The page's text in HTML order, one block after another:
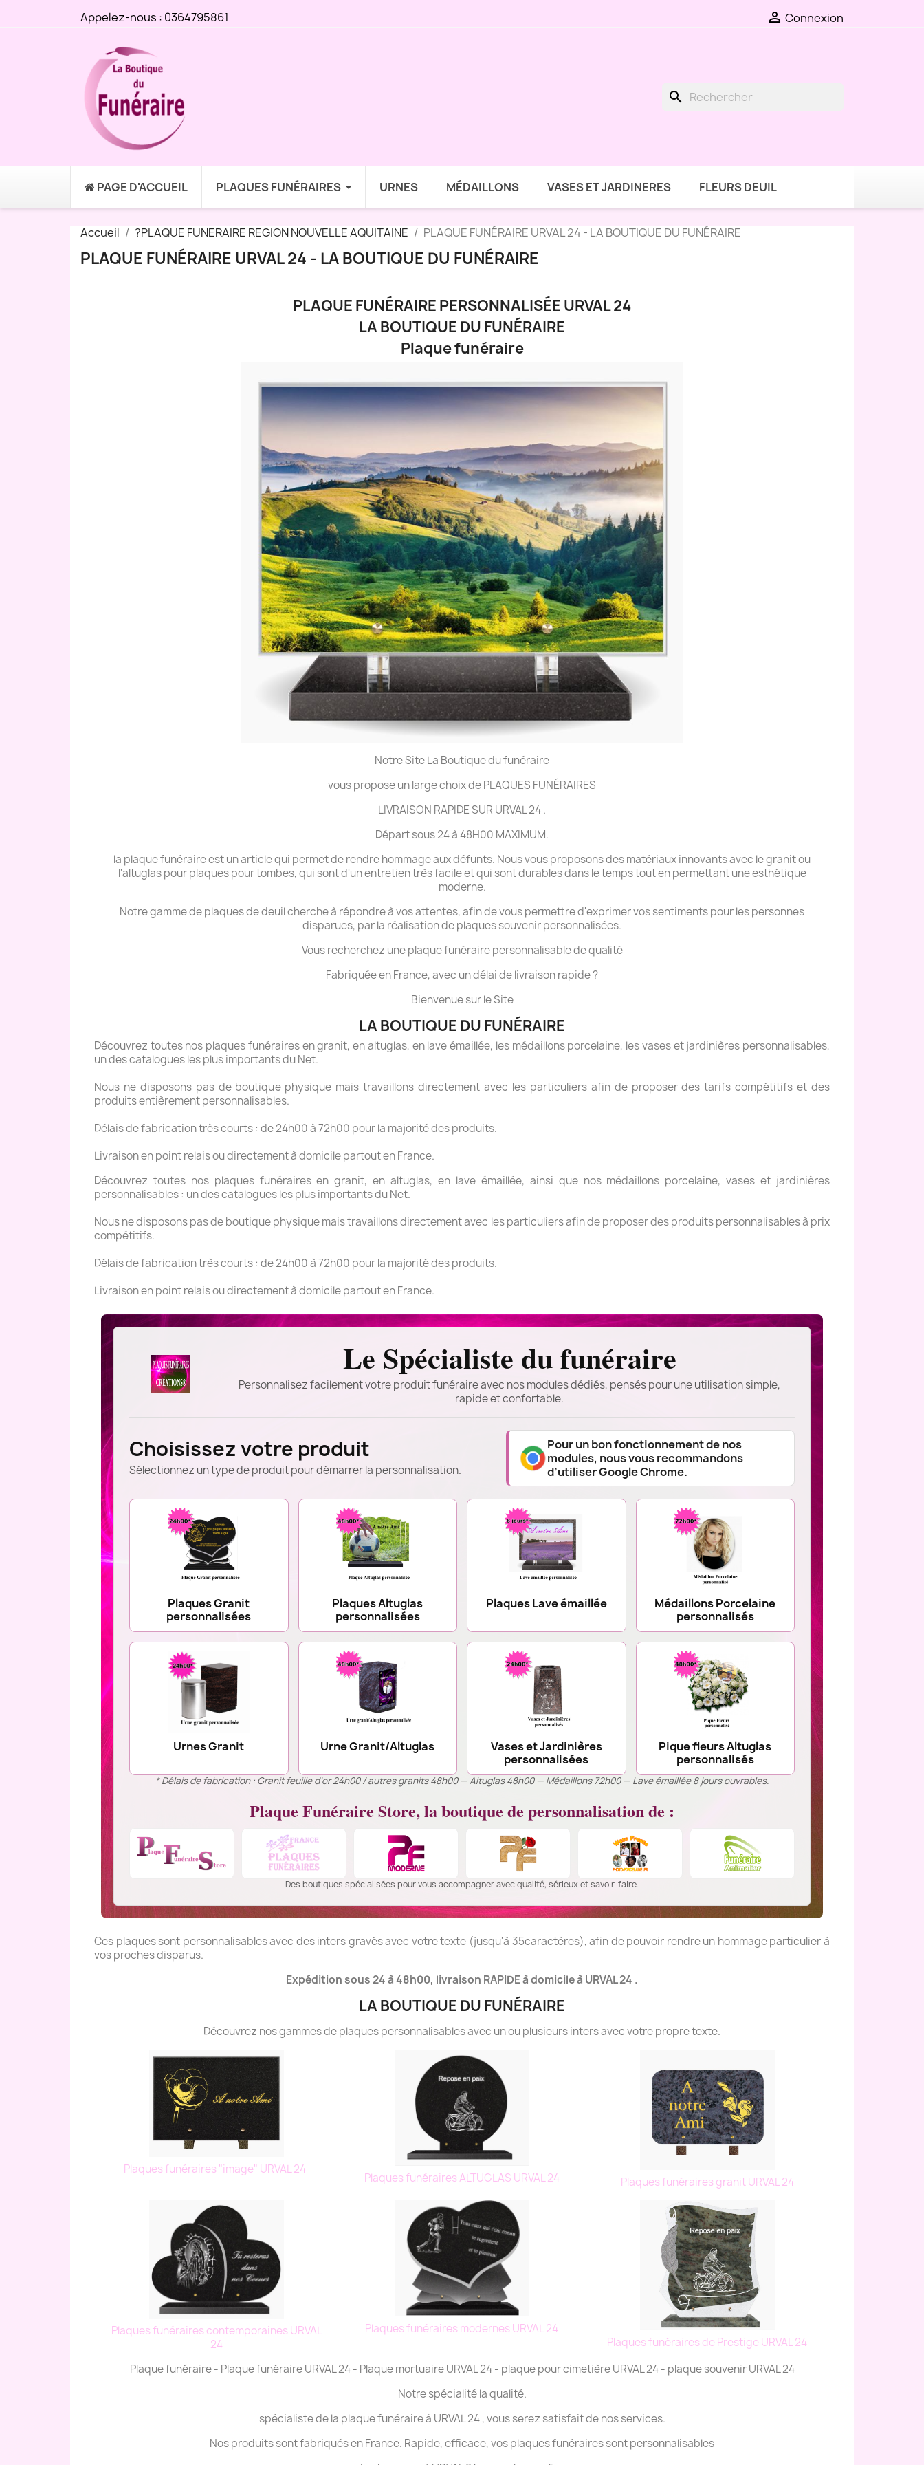
Appelez-nous : 0364795861  Connexion
search
PAGE D'ACCUEIL PLAQUES FUNÉRAIRES URNES MÉDAILLONS VASES ET JARDINERES FLEURS DEUIL
Accueil ?PLAQUE FUNERAIRE REGION NOUVELLE AQUITAINE PLAQUE FUNÉRAIRE URVAL 24 - LA BOUTIQUE DU FUNÉRAIRE
PLAQUE FUNÉRAIRE URVAL 24 - LA BOUTIQUE DU FUNÉRAIRE
PLAQUE FUNÉRAIRE PERSONNALISÉE URVAL 24
LA BOUTIQUE DU FUNÉRAIRE
Plaque funéraire
Notre Site La Boutique du funéraire
vous propose un large choix de PLAQUES FUNÉRAIRES
LIVRAISON RAPIDE SUR URVAL 24 .
Départ sous 24 à 48H00 MAXIMUM.
la plaque funéraire est un article qui permet de rendre hommage aux défunts. Nous vous proposons des matériaux innovants avec le granit ou
l'altuglas pour plaques pour tombes, qui sont d'un entretien très facile et qui sont durables dans le temps tout en permettant une esthétique
moderne.
Notre gamme de plaques de deuil cherche à répondre à vos attentes, afin de vous permettre d'exprimer vos sentiments pour les personnes
disparues, par la réalisation de plaques souvenir personnalisées.
Vous recherchez une plaque funéraire personnalisable de qualité
Fabriquée en France, avec un délai de livraison rapide ?
Bienvenue sur le Site
LA BOUTIQUE DU FUNÉRAIRE
Découvrez toutes nos plaques funéraires en granit, en altuglas, en lave émaillée, les médaillons porcelaine, les vases et jardinières personnalisables,
un des catalogues les plus importants du Net.
Nous ne disposons pas de boutique physique mais travaillons directement avec les particuliers afin de proposer des tarifs compétitifs et des
produits entièrement personnalisables.
Délais de fabrication très courts : de 24h00 à 72h00 pour la majorité des produits.
Livraison en point relais ou directement à domicile partout en France.
Découvrez toutes nos plaques funéraires en granit, en altuglas, en lave émaillée, ainsi que nos médaillons porcelaine, vases et jardinières
personnalisables : un des catalogues les plus importants du Net.
Nous ne disposons pas de boutique physique mais travaillons directement avec les particuliers afin de proposer des produits personnalisables à prix
compétitifs.
Délais de fabrication très courts : de 24h00 à 72h00 pour la majorité des produits.
Livraison en point relais ou directement à domicile partout en France.
Le Spécialiste du funéraire
Personnalisez facilement votre produit funéraire avec nos modules dédiés, pensés pour une utilisation simple,
rapide et confortable.
Choisissez votre produit
Sélectionnez un type de produit pour démarrer la personnalisation.
Pour un bon fonctionnement de nos
modules, nous vous recommandons
d’utiliser Google Chrome.
Plaques Granit
personnalisées
Plaques Altuglas
personnalisées
Plaques Lave émaillée
Médaillons Porcelaine
personnalisés
Urnes Granit Urne Granit/Altuglas
Vases et Jardinières
personnalisées
Pique fleurs Altuglas
personnalisés
* Délais de fabrication : Granit feuille d’or 24h00 / autres granits 48h00 — Altuglas 48h00 — Médaillons 72h00 — Lave émaillée 8 jours ouvrables.
Plaque Funéraire Store, la boutique de personnalisation de :
Des boutiques spécialisées pour vous accompagner avec qualité, sérieux et savoir-faire.
Ces plaques sont personnalisables avec des inters gravés avec votre texte (jusqu'à 35caractères), afin de pouvoir rendre un hommage particulier à
vos proches disparus.
Expédition sous 24 à 48h00, livraison RAPIDE à domicile à URVAL 24 .
LA BOUTIQUE DU FUNÉRAIRE
Découvrez nos gammes de plaques personnalisables avec un ou plusieurs inters avec votre propre texte.
Plaques funéraires "image" URVAL 24
Plaques funéraires ALTUGLAS URVAL 24 Plaques funéraires granit URVAL 24
Plaques funéraires contemporaines URVAL
24
Plaques funéraires modernes URVAL 24
Plaques funéraires de Prestige URVAL 24
Plaque funéraire - Plaque funéraire URVAL 24 - Plaque mortuaire URVAL 24 - plaque pour cimetière URVAL 24 - plaque souvenir URVAL 24
Notre spécialité la qualité.
spécialiste de la plaque funéraire à URVAL 24 , vous serez satisfait de nos services.
Nos produits sont fabriqués en France. Rapide, efficace, vos plaques funéraires sont personnalisables